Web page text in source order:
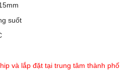
suốt
và lắp đặt tại trung tâm thành phố